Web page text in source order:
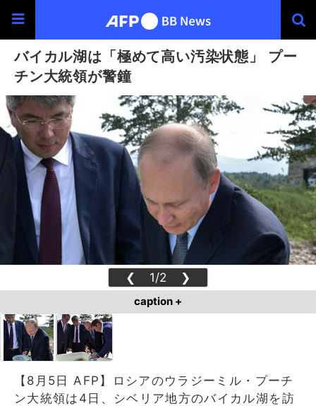
バイカル湖は「極めて高い汚染状態」 プー
チン大統領が警鐘
❮ 1/2 ❯
caption +
【8月5日 AFP】ロシアのウラジーミル・プーチ
ン大統領は4日、シベリア地方のバイカル湖を訪